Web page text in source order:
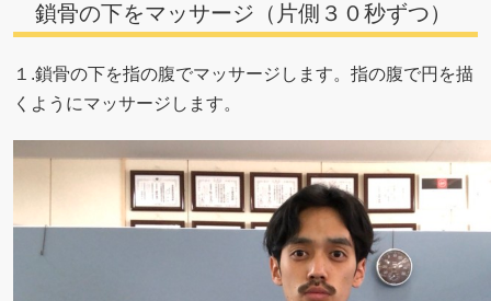
鎖骨の下をマッサージ（片側３０秒ずつ）
１.鎖骨の下を指の腹でマッサージします。指の腹で円を描
くようにマッサージします。